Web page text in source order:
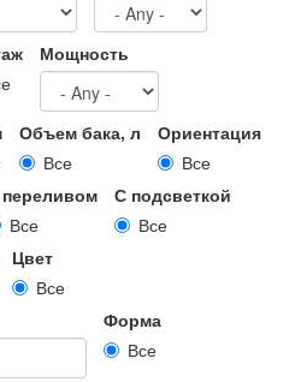
Мощность
Объем бака, л
Все
Ориентация
Все
Все
С подсветкой
Все
Цвет
Все
Форма
Все